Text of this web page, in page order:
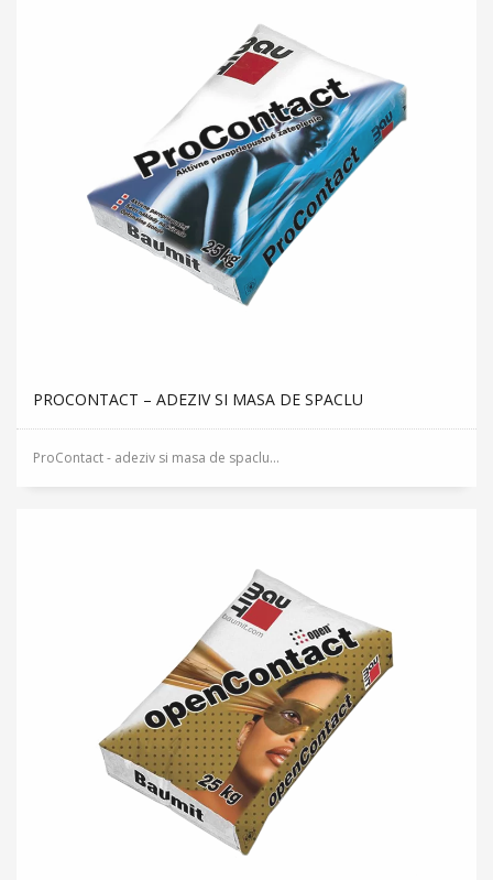
PROCONTACT – ADEZIV SI MASA DE SPACLU
ProContact - adeziv si masa de spaclu...